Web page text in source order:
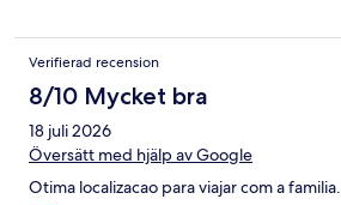
Verifierad recension
8/10 Mycket bra
18 juli 2026
Översätt med hjälp av Google
Otima localizacao para viajar com a familia.